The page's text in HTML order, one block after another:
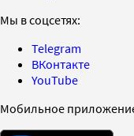
Мы в соцсетях:
Telegram
ВКонтакте
YouTube
Мобильное